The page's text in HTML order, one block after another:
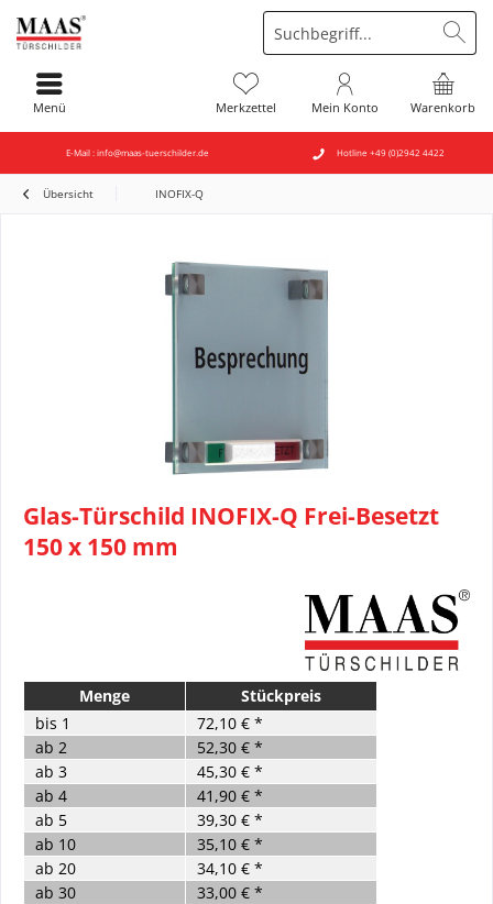
E-Mail : info@maas-tuerschilder.de Hotline +49 (0)2942 4422
Warenkorb
Merkzettel Mein Konto
Menü
Übersicht INOFIX-Q
Glas-Türschild INOFIX-Q Frei-Besetzt
150 x 150 mm
Menge
Stückpreis
bis 1
72,10 € *
ab 2
52,30 € *
ab 3
45,30 € *
ab 4
41,90 € *
ab 5
39,30 € *
ab 10
35,10 € *
ab 20
34,10 € *
ab 30
33,00 € *